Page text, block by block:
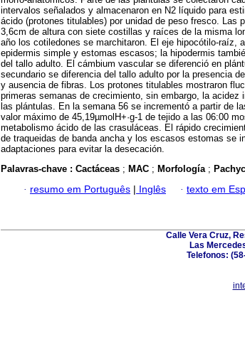
intervalos señalados y almacenaron en N2 líquido para
ácido (protones titulables) por unidad de peso fresco. Las
3,6cm de altura con siete costillas y raíces de la misma
año los cotiledones se marchitaron. El eje hipocótilo-raíz,
epidermis simple y estomas escasos; la hipodermis
del tallo adulto. El cámbium vascular se diferenció en
secundario se diferencia del tallo adulto por la presencia
y ausencia de fibras. Los protones titulables mostraron
primeras semanas de crecimiento, sin embargo, la acidez
las plántulas. En la semana 56 se incrementó a partir de
valor máximo de 45,19µmolH+·g-1 de tejido a las 06:00
metabolismo ácido de las crasuláceas. El rápido
de traqueidas de banda ancha y los escasos estomas se
adaptaciones para evitar la desecación.
Palavras-chave : Cactáceas ; MAC ; Morfología ;
· resumo em Português | Inglês · texto em
Calle Vera Cruz,
Las
Telefonos: